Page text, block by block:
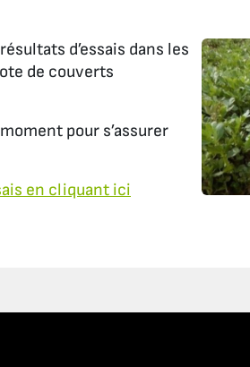
d’essais dans les
de couverts
pour s’assurer
en cliquant ici